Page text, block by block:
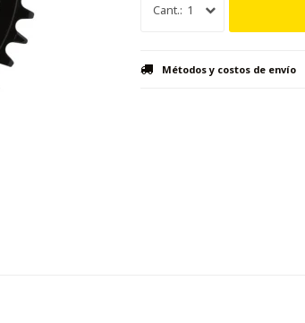
1
Métodos y costos de envío